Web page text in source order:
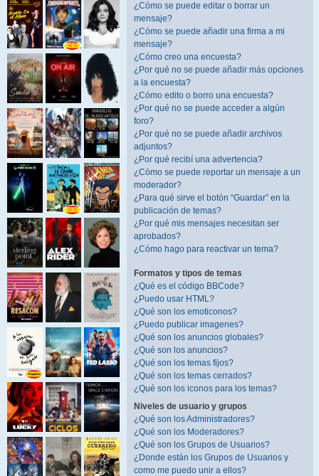
¿Cómo se puede editar o borrar un
mensaje?
¿Cómo se puede añadir una firma a mi
mensaje?
¿Cómo creo una encuesta?
¿Por qué no se puede añadir más opciones
a la encuesta?
¿Cómo edito o borro una encuesta?
¿Por qué no se puede acceder a algún
foro?
¿Por qué no se puede añadir archivos
adjuntos?
¿Por qué recibí una advertencia?
¿Cómo se puede reportar un mensaje a un
moderador?
¿Para qué sirve el botón “Guardar” en la
publicación de temas?
¿Por qué mis mensajes necesitan ser
aprobados?
¿Cómo hago para reactivar un tema?
Formatos y tipos de temas
¿Qué es el código BBCode?
¿Puedo usar HTML?
¿Qué son los emoticonos?
¿Puedo publicar imagenes?
¿Qué son los anuncios globales?
¿Qué son los anuncios?
¿Qué son los temas fijos?
¿Qué son los temas cerrados?
¿Qué son los iconos para los temas?
Niveles de usuario y grupos
¿Qué son los Administradores?
¿Qué son los Moderadores?
¿Qué son los Grupos de Usuarios?
¿Donde están los Grupos de Usuarios y
como me puedo unir a ellos?